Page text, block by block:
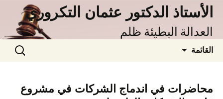
انتقل
المحتوى
الأستاذ الدكتور عثمان التكروري
العدالة البطيئة ظلم
القائمة
البحث
عن:
محاضرات في اندماج الشركات في مشروع